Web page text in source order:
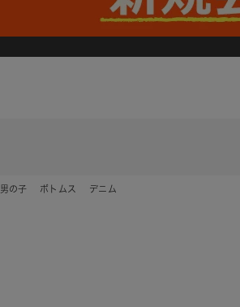
男の子 ボトムス デニム